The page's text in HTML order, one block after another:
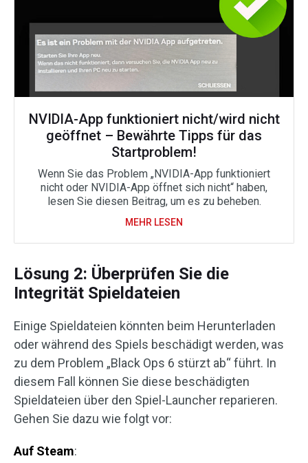
NVIDIA-App funktioniert nicht/wird nicht
geöffnet – Bewährte Tipps für das
Startproblem!
Wenn Sie das Problem „NVIDIA-App funktioniert
nicht oder NVIDIA-App öffnet sich nicht“ haben,
lesen Sie diesen Beitrag, um es zu beheben.
MEHR LESEN
Lösung 2: Überprüfen Sie die
Integrität Spieldateien
Einige Spieldateien könnten beim Herunterladen
oder während des Spiels beschädigt werden, was
zu dem Problem „Black Ops 6 stürzt ab“ führt. In
diesem Fall können Sie diese beschädigten
Spieldateien über den Spiel-Launcher reparieren.
Gehen Sie dazu wie folgt vor:
Auf Steam: